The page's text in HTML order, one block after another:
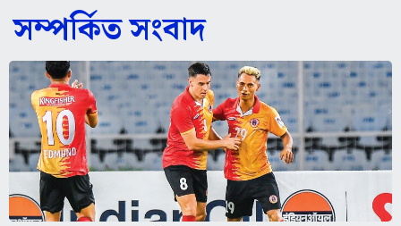
সম্পর্কিত সংবাদ